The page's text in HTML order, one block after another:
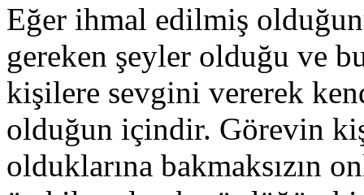
Eğer ihmal edilmiş
gereken şeyler olduğu ve
kişilere sevgini vererek
olduğun içindir. Görevin
olduklarına bakmaksızın